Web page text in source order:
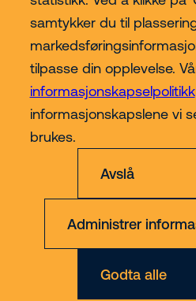
samtykker du til
tilpasse din opplevelse.
informasjonskapselpolitikk
informasjonskapslene vi
brukes.
Avslå
Administrer
Godta alle
Kjøp hos Riwal Norge
Contact
Mer
© 2026 Riwal - All